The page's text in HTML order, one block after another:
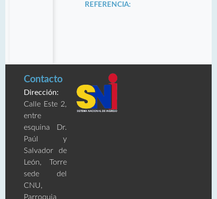
REFERENCIA:
Contacto
Dirección:
Calle Este 2,
entre
esquina Dr.
Paúl y
Salvador de
León, Torre
sede del
CNU,
Parroquia